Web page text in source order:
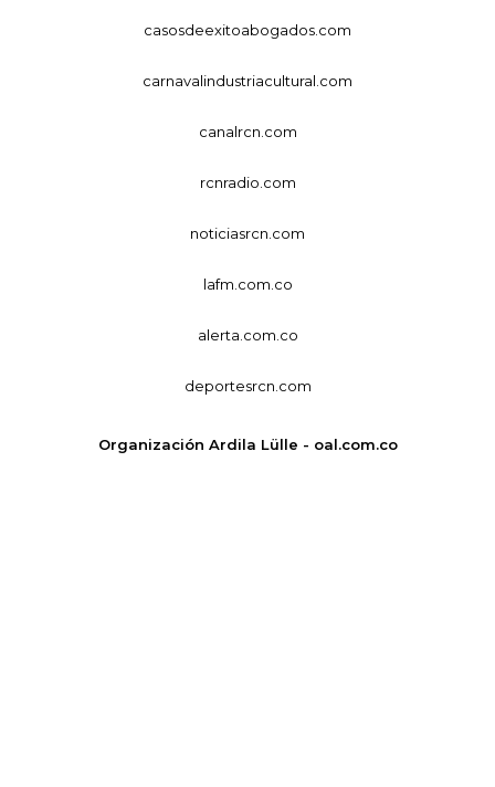
casosdeexitoabogados.com
carnavalindustriacultural.com
canalrcn.com
rcnradio.com
noticiasrcn.com
lafm.com.co
alerta.com.co
deportesrcn.com
Organización Ardila Lülle - oal.com.co